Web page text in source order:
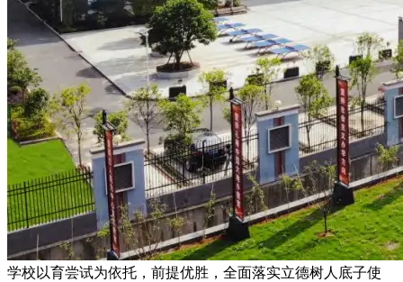
学校以育尝试为依托，前提优胜，全面落实立德树人底子使